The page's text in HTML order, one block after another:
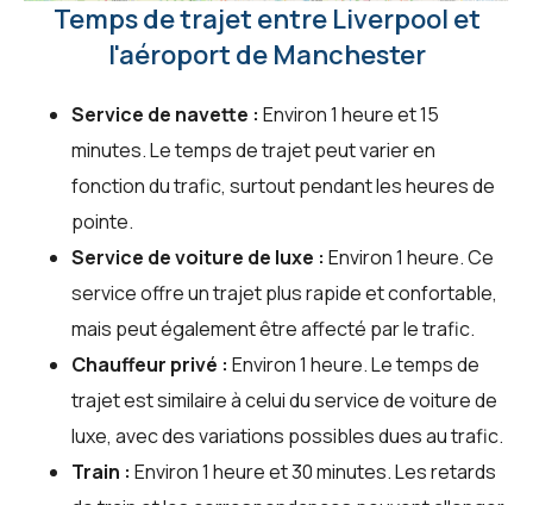
Temps de trajet entre Liverpool et
l'aéroport de Manchester
Service de navette : Environ 1 heure et 15
minutes. Le temps de trajet peut varier en
fonction du trafic, surtout pendant les heures de
pointe.
Service de voiture de luxe : Environ 1 heure. Ce
service offre un trajet plus rapide et confortable,
mais peut également être affecté par le trafic.
Chauffeur privé : Environ 1 heure. Le temps de
trajet est similaire à celui du service de voiture de
luxe, avec des variations possibles dues au trafic.
Train : Environ 1 heure et 30 minutes. Les retards